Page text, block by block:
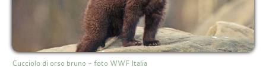
Cucciolo di orso bruno - foto WWF Italia